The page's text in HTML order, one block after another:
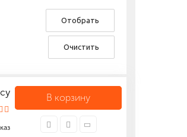
Отобрать
Очистить
В корзину